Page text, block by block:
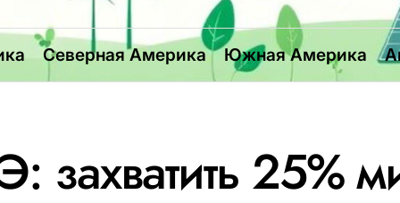
Северная Америка Южная Америка
захватить 25%